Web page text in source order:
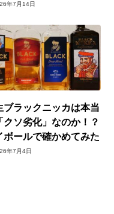
年7月14日
ブラックニッカは本当
クソ劣化」なのか！？
ボールで確かめてみた
年7月4日